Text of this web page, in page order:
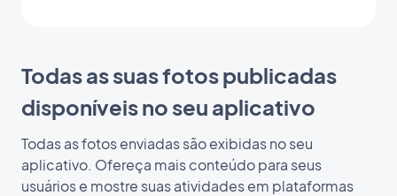
Todas as suas fotos publicadas
disponíveis no seu aplicativo
Todas as fotos enviadas são exibidas no seu
aplicativo. Ofereça mais conteúdo para seus
usuários e mostre suas atividades em plataformas